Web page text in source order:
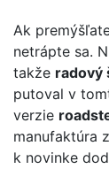
Ak
netrápte sa.
takže radový
putoval v
verzie
manufaktúra
k novinke